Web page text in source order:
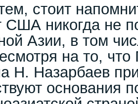
стоит
США никогда не
Азии, в том
на то, что
Н. Назарбаев
основания